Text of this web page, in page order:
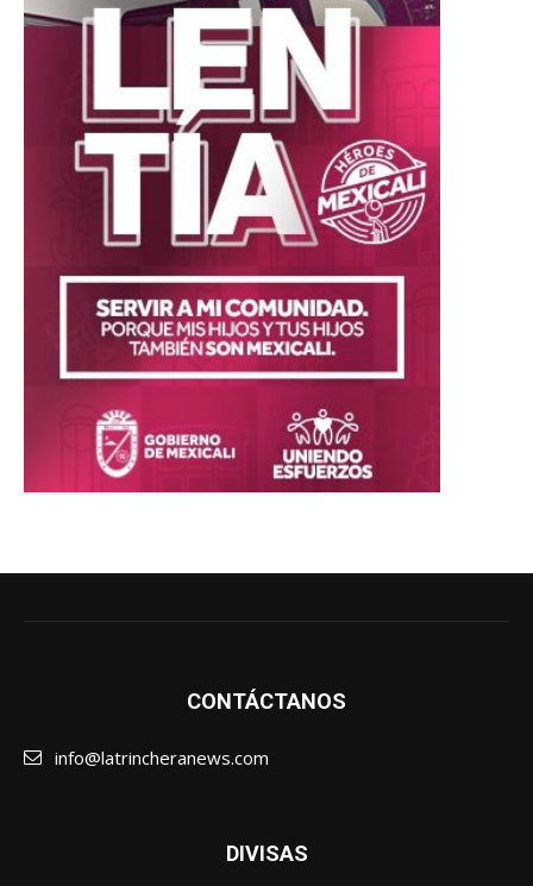
CONTÁCTANOS
info@latrincheranews.com
DIVISAS